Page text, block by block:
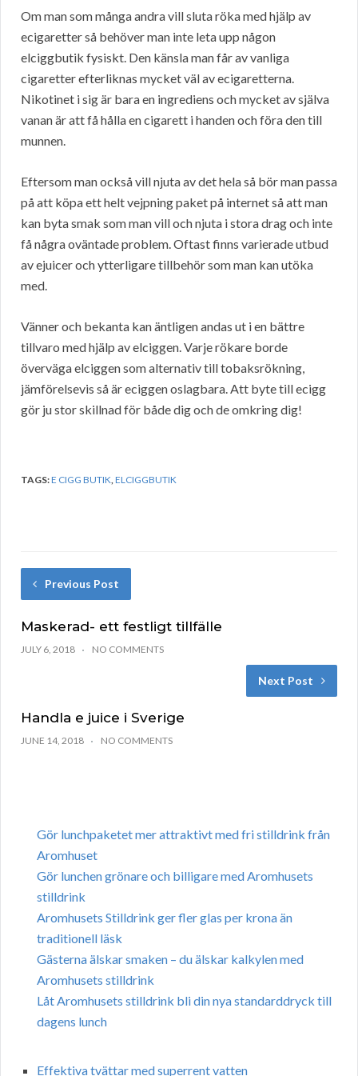
Om man som många andra vill sluta röka med hjälp av
ecigaretter så behöver man inte leta upp någon
elciggbutik fysiskt. Den känsla man får av vanliga
cigaretter efterliknas mycket väl av ecigaretterna.
Nikotinet i sig är bara en ingrediens och mycket av själva
vanan är att få hålla en cigarett i handen och föra den till
munnen.
Eftersom man också vill njuta av det hela så bör man passa
på att köpa ett helt vejpning paket på internet så att man
kan byta smak som man vill och njuta i stora drag och inte
få några oväntade problem. Oftast finns varierade utbud
av ejuicer och ytterligare tillbehör som man kan utöka
med.
Vänner och bekanta kan äntligen andas ut i en bättre
tillvaro med hjälp av elciggen. Varje rökare borde
överväga elciggen som alternativ till tobaksrökning,
jämförelsevis så är eciggen oslagbara. Att byte till ecigg
gör ju stor skillnad för både dig och de omkring dig!
TAGS:E CIGG BUTIK,ELCIGGBUTIK
Previous Post
Maskerad- ett festligt tillfälle
JULY 6, 2018 NO COMMENTS
Next Post
Handla e juice i Sverige
JUNE 14, 2018 NO COMMENTS
Gör lunchpaketet mer attraktivt med fri stilldrink från
Aromhuset
Gör lunchen grönare och billigare med Aromhusets
stilldrink
Aromhusets Stilldrink ger fler glas per krona än
traditionell läsk
Gästerna älskar smaken – du älskar kalkylen med
Aromhusets stilldrink
Låt Aromhusets stilldrink bli din nya standarddryck till
dagens lunch
Effektiva tvättar med superrent vatten